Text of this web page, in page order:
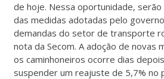
de hoje. Nessa oportunidade, serão
das medidas adotadas pelo
demandas do setor de transporte
nota da Secom. A adoção de novas
os caminhoneiros ocorre dias
suspender um reajuste de 5,7% no